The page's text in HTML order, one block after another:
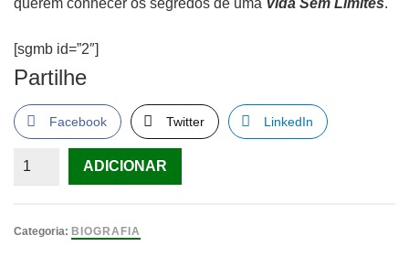
querem conhecer os segredos de uma Vida Sem Limites.
[sgmb id=”2″]
Partilhe
Facebook Twitter LinkedIn
Quantidade
Sem
ADICIONAR
Categoria: BIOGRAFIA